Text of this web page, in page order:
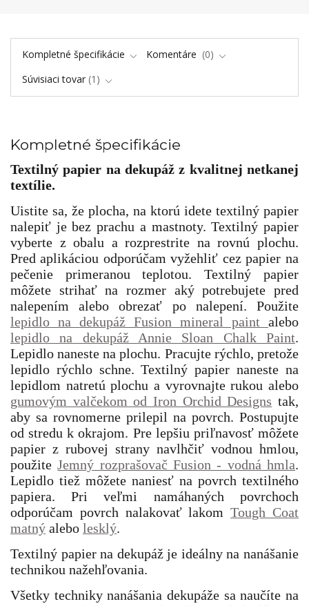
Kompletné špecifikácie Komentáre
0
Súvisiaci tovar 1
Kompletné špecifikácie
Textilný papier na dekupáž z kvalitnej netkanej
textílie.
Uistite sa, že plocha, na ktorú idete textilný papier
nalepiť je bez prachu a mastnoty. Textilný papier
vyberte z obalu a rozprestrite na rovnú plochu.
Pred aplikáciou odporúčam vyžehliť cez papier na
pečenie primeranou teplotou. Textilný papier
môžete strihať na rozmer aký potrebujete pred
nalepením alebo obrezať po nalepení. Použite
lepidlo na dekupáž Fusion mineral paint alebo
lepidlo na dekupáž Annie Sloan Chalk Paint.
Lepidlo naneste na plochu. Pracujte rýchlo, pretože
lepidlo rýchlo schne. Textilný papier naneste na
lepidlom natretú plochu a vyrovnajte rukou alebo
gumovým valčekom od Iron Orchid Designs tak,
aby sa rovnomerne prilepil na povrch. Postupujte
od stredu k okrajom. Pre lepšiu priľnavosť môžete
papier z rubovej strany navlhčiť vodnou hmlou,
použiteJemný rozprašovač Fusion - vodná hmla.
Lepidlo tiež môžete naniesť na povrch textilného
papiera. Pri veľmi namáhaných povrchoch
odporúčam povrch nalakovať lakomTough Coat
matný alebo lesklý.
Textilný papier na dekupáž je ideálny na nanášanie
technikou nažehľovania.
Všetky techniky nanášania dekupáže sa naučíte na